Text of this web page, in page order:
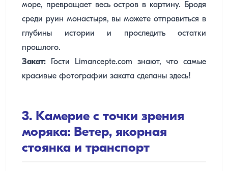
море, превращает весь остров в картину. Бродя
среди руин монастыря, вы можете отправиться в
глубины истории и проследить остатки
прошлого.
Закат: Гости Limancepte.com знают, что самые
красивые фотографии заката сделаны здесь!
3. Камерие с точки зрения
моряка: Ветер, якорная
стоянка и транспорт